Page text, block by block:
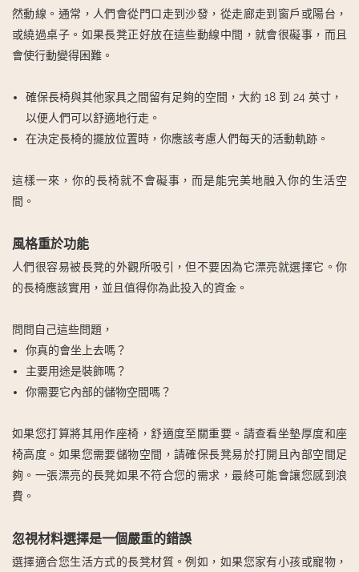
然動線。通常，人們會從門口走到沙發，從走廊走到窗戶或陽台，
或繞過桌子。如果長凳正好放在這些動線中間，就會很礙事，而且
會使行動變得困難。
確保長椅與其他家具之間留有足夠的空間，大約 18 到 24 英寸，
以便人們可以舒適地行走。
在決定長椅的擺放位置時，你應該考慮人們每天的活動軌跡。
這樣一來，你的長椅就不會礙事，而是能完美地融入你的生活空
間。
風格重於功能
人們很容易被長凳的外觀所吸引，但不要因為它漂亮就選擇它。你
的長椅應該實用，並且值得你為此投入的資金。
問問自己這些問題，
你真的會坐上去嗎？
主要用途是裝飾嗎？
你需要它內部的儲物空間嗎？
如果您打算將其用作座椅，舒適度至關重要。請查看坐墊厚度和座
椅高度。如果您需要儲物空間，請確保長凳易於打開且內部空間足
夠。一張漂亮的長凳如果不符合您的需求，最終可能會讓您感到浪
費。
忽視材料選擇是一個嚴重的錯誤
選擇適合您生活方式的長凳材質。例如，如果您家有小孩或寵物，